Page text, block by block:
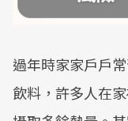
過年時家家戶戶
飲料，許多人在